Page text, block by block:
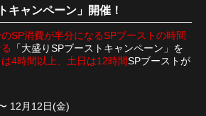
キャンペーン」開催！
SP消費が半分になるSPブーストの時間
「大盛りSPブーストキャンペーン」を
4時間以上、土日は12時間SPブーストが
12月12日(金)